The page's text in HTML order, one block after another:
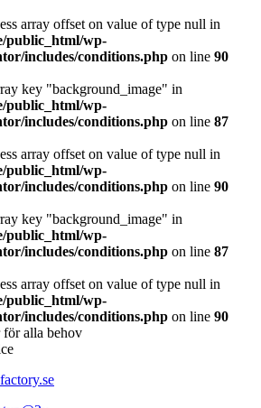
array offset on value of type null in
public_html/wp-
includes/conditions.php on line 90
key "background_image" in
public_html/wp-
includes/conditions.php on line 87
array offset on value of type null in
public_html/wp-
includes/conditions.php on line 90
key "background_image" in
public_html/wp-
includes/conditions.php on line 87
array offset on value of type null in
public_html/wp-
includes/conditions.php on line 90
alla behov